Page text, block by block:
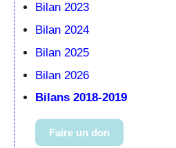
Bilan 2023
Bilan 2024
Bilan 2025
Bilan 2026
Bilans 2018-2019
Faire un don